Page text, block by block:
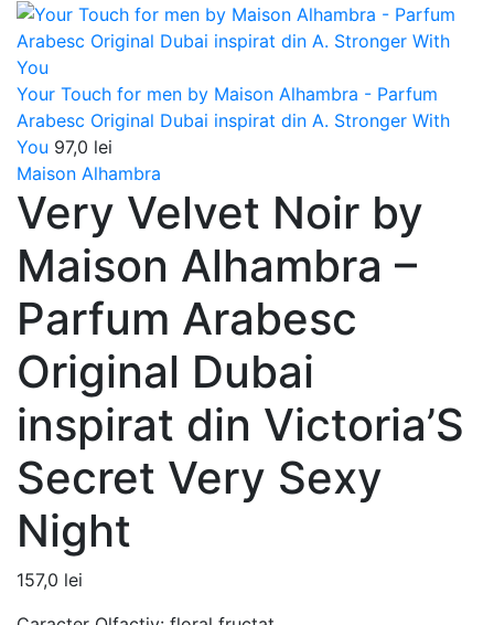
Your Touch for men by Maison Alhambra - Parfum
Arabesc Original Dubai inspirat din A. Stronger With
You 97,0 lei
Maison Alhambra
Very Velvet Noir by
Maison Alhambra –
Parfum Arabesc
Original Dubai
inspirat din Victoria’S
Secret Very Sexy
Night
157,0 lei